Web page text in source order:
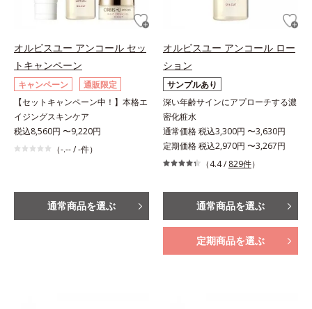
オルビスユー アンコール セッ
トキャンペーン
キャンペーン
通販限定
【セットキャンペーン中！】本格エ
イジングスキンケア
税込8,560円 〜9,220円
（-.-- / -件）
通常商品を選ぶ
オルビスユー アンコール ロー
ション
サンプルあり
深い年齢サインにアプローチする濃
密化粧水
通常価格 税込3,300円 〜3,630円
定期価格 税込2,970円 〜3,267円
（4.4 / 829件）
通常商品を選ぶ
定期商品を選ぶ